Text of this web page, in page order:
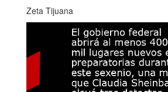
Zeta Tijuana